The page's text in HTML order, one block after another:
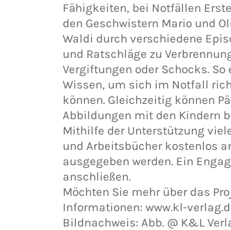
Fähigkeiten, bei Notfällen
den Geschwistern Mario und
Waldi durch verschiedene
und Ratschläge zu
Vergiftungen oder Schocks.
Wissen, um sich im Notfall
können. Gleichzeitig können
Abbildungen mit den Kindern
Mithilfe der Unterstützung
und Arbeitsbücher kostenlos
ausgegeben werden. Ein
anschließen.
Möchten Sie mehr über das
Informationen: www.kl-
Bildnachweis: Abb. @ K&L